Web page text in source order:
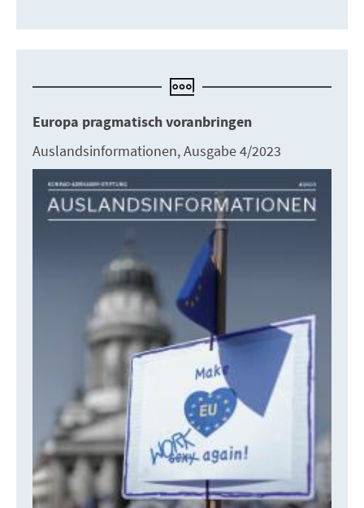
Europa pragmatisch voranbringen
Auslandsinformationen, Ausgabe 4/2023